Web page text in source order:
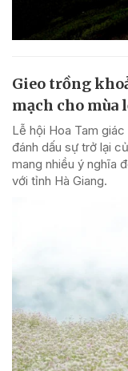
Gieo trồng
mạch cho mùa
Lễ hội Hoa Tam
đánh dấu sự trở lại
mang nhiều ý nghĩa
với tỉnh Hà Giang.